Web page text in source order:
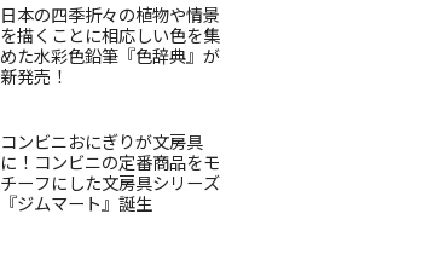
日本の四季折々の植物や情景
を描くことに相応しい色を集
めた水彩色鉛筆『色辞典』が
新発売！
コンビニおにぎりが文房具
に！コンビニの定番商品をモ
チーフにした文房具シリーズ
『ジムマート』誕生